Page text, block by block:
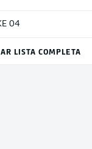
04
LISTA COMPLETA